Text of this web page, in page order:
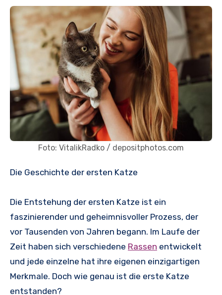
Foto: VitalikRadko / depositphotos.com
Die Geschichte der ersten Katze
Die Entstehung der ersten Katze ist ein
faszinierender und geheimnisvoller Prozess, der
vor Tausenden von Jahren begann. Im Laufe der
Zeit haben sich verschiedene Rassen entwickelt
und jede einzelne hat ihre eigenen einzigartigen
Merkmale. Doch wie genau ist die erste Katze
entstanden?